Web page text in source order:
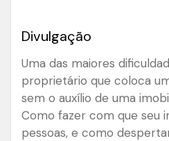
Divulgação
Uma das maiores
proprietário que coloca
sem o auxílio de uma
Como fazer com que seu
pessoas, e como